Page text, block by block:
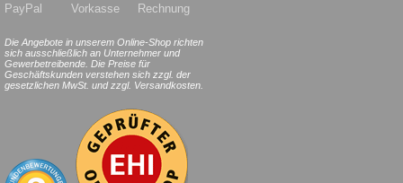
PayPal Vorkasse Rechnung
Die Angebote in unserem Online-Shop richten
sich ausschließlich an Unternehmer und
Gewerbetreibende. Die Preise für
Geschäftskunden verstehen sich zzgl. der
gesetzlichen MwSt. und zzgl. Versandkosten.